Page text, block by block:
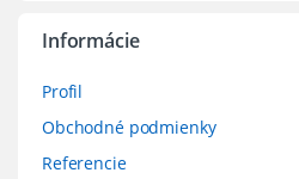
Informácie
Profil
Obchodné podmienky
Referencie